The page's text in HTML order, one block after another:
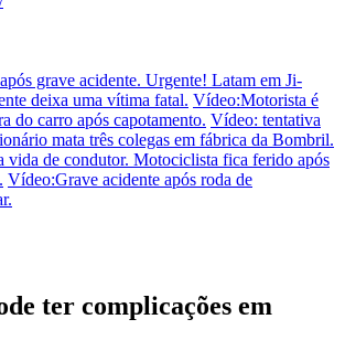
grave acidente. Urgente! Latam em Ji-
deixa uma vítima fatal. Vídeo:Motorista é
do carro após capotamento. Vídeo: tentativa
mata três colegas em fábrica da Bombril.
vida de condutor. Motociclista fica ferido após
Vídeo:Grave acidente após roda de
ter complicações em